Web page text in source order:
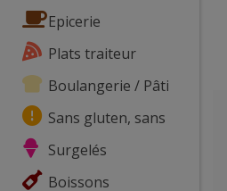
Epicerie
Plats traiteur
Boulangerie / Pâtisserie
Sans gluten, sans lactose, ...
Surgelés
Boissons